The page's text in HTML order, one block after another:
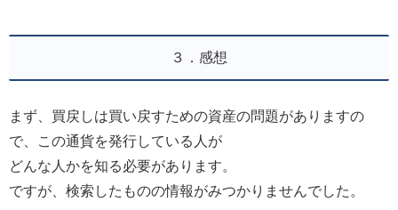
３．感想
まず、買戻しは買い戻すための資産の問題がありますの
で、この通貨を発行している人が
どんな人かを知る必要があります。
ですが、検索したものの情報がみつかりませんでした。